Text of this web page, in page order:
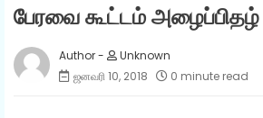
பேரவை கூட்டம் அழைப்பிதழ்
Unknown
ஜனவரி 10, 2018
0 minute read